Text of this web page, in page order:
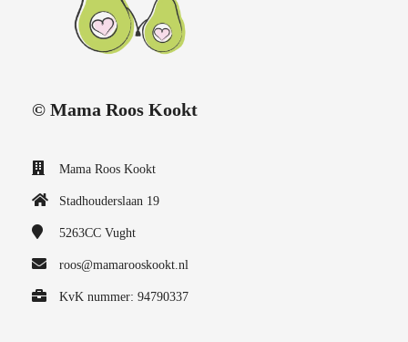
© Mama Roos Kookt
Mama Roos Kookt
Stadhouderslaan 19
5263CC Vught
roos@mamarooskookt.nl
KvK nummer: 94790337